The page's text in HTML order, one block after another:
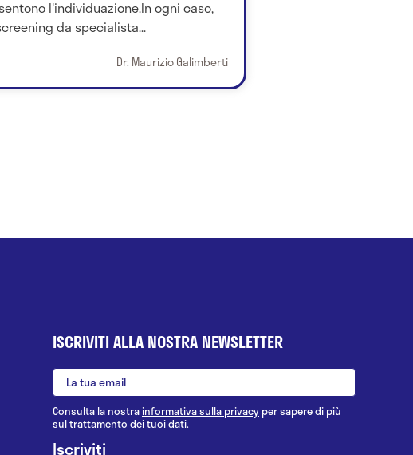
l'individuazione.In ogni caso,
da specialista...
Dr. Maurizio Galimberti
ISCRIVITI ALLA NOSTRA NEWSLETTER
Consulta la nostrainformativa sulla privacy per sapere di più
sul trattamento dei tuoi dati.